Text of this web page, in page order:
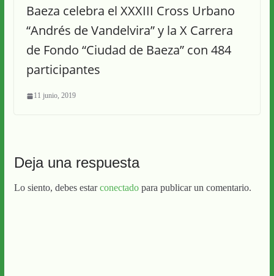
Baeza celebra el XXXIII Cross Urbano
“Andrés de Vandelvira” y la X Carrera
de Fondo “Ciudad de Baeza” con 484
participantes
11 junio, 2019
Deja una respuesta
Lo siento, debes estarconectadopara publicar un comentario.